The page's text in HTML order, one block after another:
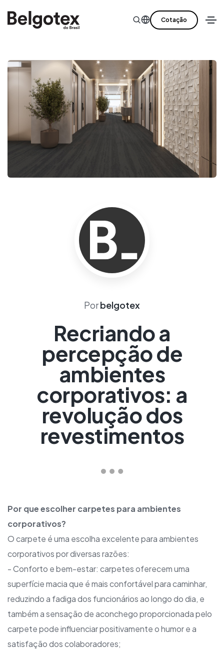
Cotação
Porbelgotex
Recriando a
percepção de
ambientes
corporativos: a
revolução dos
revestimentos
Por que escolher carpetes para ambientes
corporativos?
O carpete é uma escolha excelente para ambientes
corporativos por diversas razões:
- Conforto e bem-estar: carpetes oferecem uma
superfície macia que é mais confortável para caminhar,
reduzindo a fadiga dos funcionários ao longo do dia, e
também a sensação de aconchego proporcionada pelo
carpete pode influenciar positivamente o humor e a
satisfação dos colaboradores;